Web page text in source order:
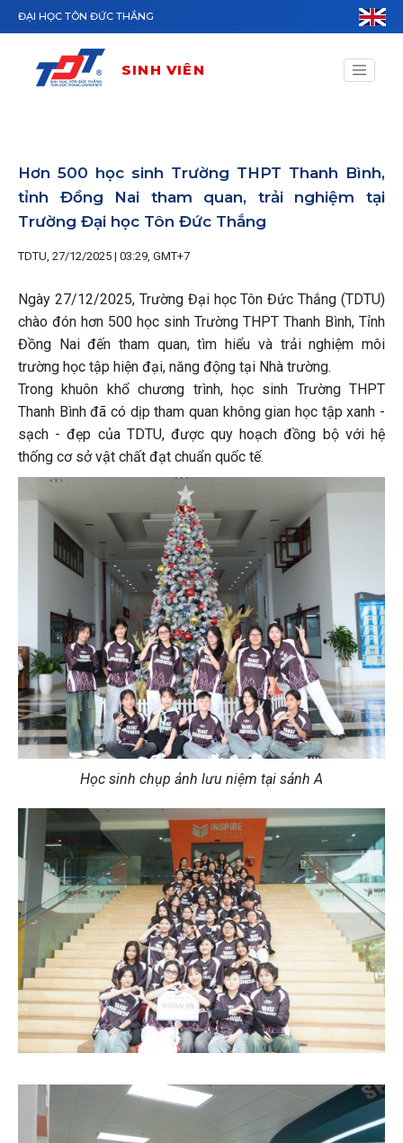
Nhảy đến nội dung
ĐẠI HỌC TÔN ĐỨC THẮNG
SINH VIÊN
Hơn 500 học sinh Trường THPT Thanh Bình,
tỉnh Đồng Nai tham quan, trải nghiệm tại
Trường Đại học Tôn Đức Thắng
TDTU, 27/12/2025 | 03:29, GMT+7
Ngày 27/12/2025, Trường Đại học Tôn Đức Thắng (TDTU)
chào đón hơn 500 học sinh Trường THPT Thanh Bình, Tỉnh
Đồng Nai đến tham quan, tìm hiểu và trải nghiệm môi
trường học tập hiện đại, năng động tại Nhà trường.
Trong khuôn khổ chương trình, học sinh Trường THPT
Thanh Bình đã có dịp tham quan không gian học tập xanh -
sạch - đẹp của TDTU, được quy hoạch đồng bộ với hệ
thống cơ sở vật chất đạt chuẩn quốc tế.
Học sinh chụp ảnh lưu niệm tại sảnh A